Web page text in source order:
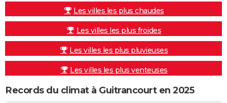
Les villes les plus chaudes
Les villes les plus froides
Les villes les plus pluvieuses
Les villes les plus venteuses
Records du climat à Guitrancourt en 2025